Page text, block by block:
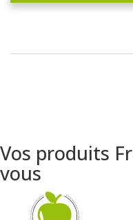
Vos produits
vous